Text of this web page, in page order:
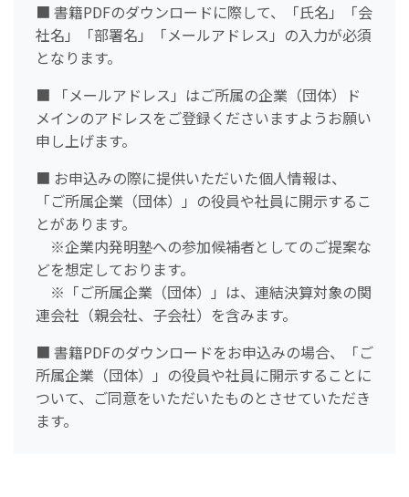
■ 書籍PDFのダウンロードに際して、「氏名」「会
社名」「部署名」「メールアドレス」の入力が必須
となります。
■ 「メールアドレス」はご所属の企業（団体）ド
メインのアドレスをご登録くださいますようお願い
申し上げます。
■ お申込みの際に提供いただいた個人情報は、
「ご所属企業（団体）」の役員や社員に開示するこ
とがあります。
※企業内発明塾への参加候補者としてのご提案な
どを想定しております。
※「ご所属企業（団体）」は、連結決算対象の関
連会社（親会社、子会社）を含みます。
■ 書籍PDFのダウンロードをお申込みの場合、「ご
所属企業（団体）」の役員や社員に開示することに
ついて、ご同意をいただいたものとさせていただき
ます。